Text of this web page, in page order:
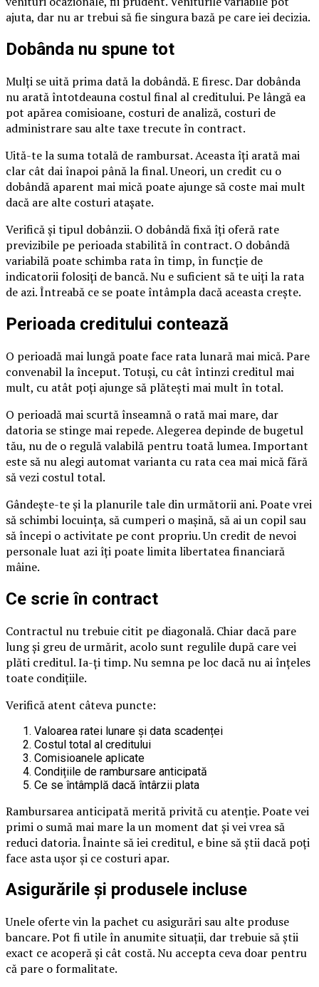
ajuta, dar nu ar trebui să fie singura bază pe care iei decizia.
Dobânda nu spune tot
Mulți se uită prima dată la dobândă. E firesc. Dar dobânda
nu arată întotdeauna costul final al creditului. Pe lângă ea
pot apărea comisioane, costuri de analiză, costuri de
administrare sau alte taxe trecute în contract.
Uită-te la suma totală de rambursat. Aceasta îți arată mai
clar cât dai înapoi până la final. Uneori, un credit cu o
dobândă aparent mai mică poate ajunge să coste mai mult
dacă are alte costuri atașate.
Verifică și tipul dobânzii. O dobândă fixă îți oferă rate
previzibile pe perioada stabilită în contract. O dobândă
variabilă poate schimba rata în timp, în funcție de
indicatorii folosiți de bancă. Nu e suficient să te uiți la rata
de azi. Întreabă ce se poate întâmpla dacă aceasta crește.
Perioada creditului contează
O perioadă mai lungă poate face rata lunară mai mică. Pare
convenabil la început. Totuși, cu cât întinzi creditul mai
mult, cu atât poți ajunge să plătești mai mult în total.
O perioadă mai scurtă înseamnă o rată mai mare, dar
datoria se stinge mai repede. Alegerea depinde de bugetul
tău, nu de o regulă valabilă pentru toată lumea. Important
este să nu alegi automat varianta cu rata cea mai mică fără
să vezi costul total.
Gândește-te și la planurile tale din următorii ani. Poate vrei
să schimbi locuința, să cumperi o mașină, să ai un copil sau
să începi o activitate pe cont propriu. Un credit de nevoi
personale luat azi îți poate limita libertatea financiară
mâine.
Ce scrie în contract
Contractul nu trebuie citit pe diagonală. Chiar dacă pare
lung și greu de urmărit, acolo sunt regulile după care vei
plăti creditul. Ia-ți timp. Nu semna pe loc dacă nu ai înțeles
toate condițiile.
Verifică atent câteva puncte:
Valoarea ratei lunare și data scadenței
Costul total al creditului
Comisioanele aplicate
Condițiile de rambursare anticipată
Ce se întâmplă dacă întârzii plata
Rambursarea anticipată merită privită cu atenție. Poate vei
primi o sumă mai mare la un moment dat și vei vrea să
reduci datoria. Înainte să iei creditul, e bine să știi dacă poți
face asta ușor și ce costuri apar.
Asigurările și produsele incluse
Unele oferte vin la pachet cu asigurări sau alte produse
bancare. Pot fi utile în anumite situații, dar trebuie să știi
exact ce acoperă și cât costă. Nu accepta ceva doar pentru
că pare o formalitate.